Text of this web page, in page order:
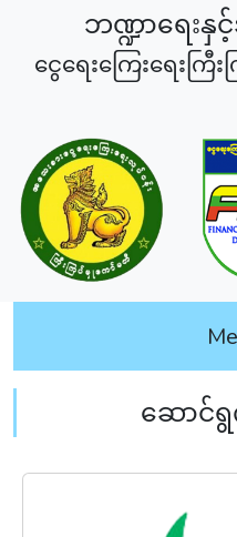
ဘဏ္ဍာရေးနှ
ငွေရေးကြေးရေးကြီ
ဆောင်ရွ